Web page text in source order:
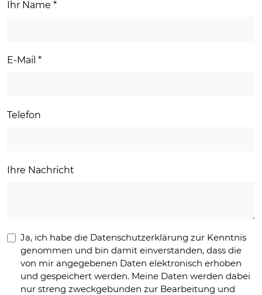
Ihr Name *
E-Mail *
Telefon
Ihre Nachricht
Ja, ich habe die Datenschutzerklärung zur Kenntnis
genommen und bin damit einverstanden, dass die
von mir angegebenen Daten elektronisch erhoben
und gespeichert werden. Meine Daten werden dabei
nur streng zweckgebunden zur Bearbeitung und